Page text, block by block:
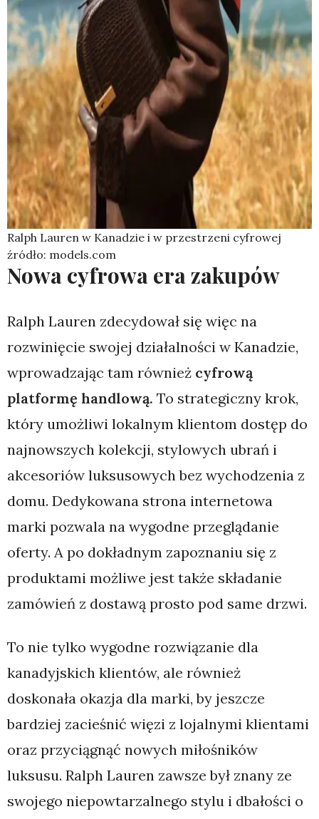
Ralph Lauren w Kanadzie i w przestrzeni cyfrowej
źródło: models.com
Nowa cyfrowa era zakupów
Ralph Lauren zdecydował się więc na
rozwinięcie swojej działalności w Kanadzie,
wprowadzając tam również cyfrową
platformę handlową. To strategiczny krok,
który umożliwi lokalnym klientom dostęp do
najnowszych kolekcji, stylowych ubrań i
akcesoriów luksusowych bez wychodzenia z
domu. Dedykowana strona internetowa
marki pozwala na wygodne przeglądanie
oferty. A po dokładnym zapoznaniu się z
produktami możliwe jest także składanie
zamówień z dostawą prosto pod same drzwi.
To nie tylko wygodne rozwiązanie dla
kanadyjskich klientów, ale również
doskonała okazja dla marki, by jeszcze
bardziej zacieśnić więzi z lojalnymi klientami
oraz przyciągnąć nowych miłośników
luksusu. Ralph Lauren zawsze był znany ze
swojego niepowtarzalnego stylu i dbałości o